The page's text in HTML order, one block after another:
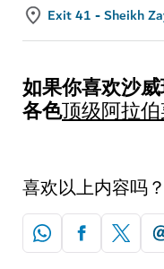
Exit 41 - Sheikh
如果你喜欢沙
各色顶级阿拉
喜欢以上内容吗